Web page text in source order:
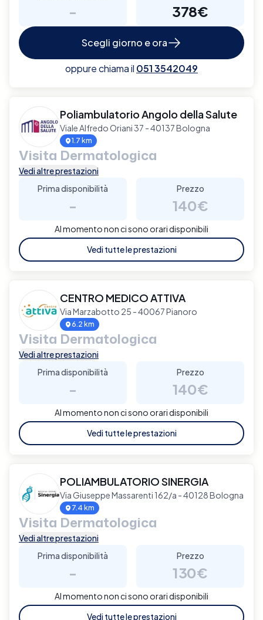
- 378€
Scegli giorno e ora
oppure chiama il 051 3542049
Poliambulatorio Angolo della Salute
Viale Alfredo Oriani 37 - 40137 Bologna
1.7 km
Visita Dermatologica
Vedi altre prestazioni
Prima disponibilità
-
Prezzo
140€
Al momento non ci sono orari disponibili
Vedi tutte le prestazioni
CENTRO MEDICO ATTIVA
Via Marzabotto 25 - 40067 Pianoro
6.2 km
Visita Dermatologica
Vedi altre prestazioni
Prima disponibilità
-
Prezzo
140€
Al momento non ci sono orari disponibili
Vedi tutte le prestazioni
POLIAMBULATORIO SINERGIA
Via Giuseppe Massarenti 162/a - 40128 Bologna
7.4 km
Visita Dermatologica
Vedi altre prestazioni
Prima disponibilità
-
Prezzo
130€
Al momento non ci sono orari disponibili
Vedi tutte le prestazioni